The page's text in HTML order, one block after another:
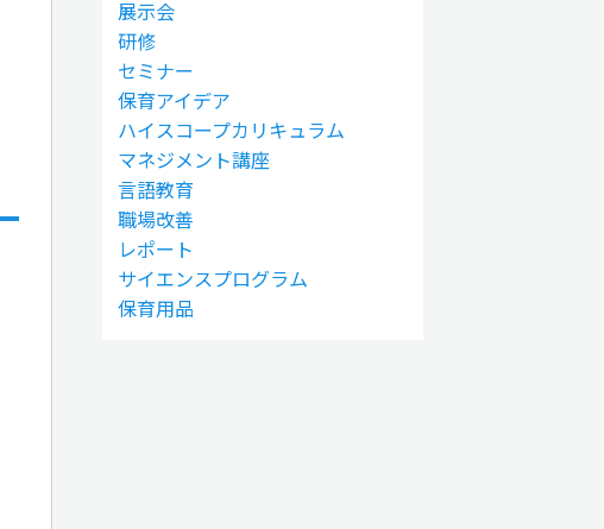
展示会
研修
セミナー
保育アイデア
ハイスコープカリキュラム
マネジメント講座
言語教育
職場改善
レポート
サイエンスプログラム
保育用品